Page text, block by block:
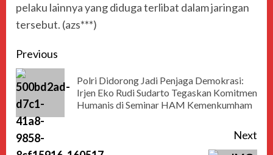
pelaku lainnya yang diduga terlibat dalam jaringan
tersebut. (azs***)
Previous
Polri Didorong Jadi Penjaga Demokrasi:
Irjen Eko Rudi Sudarto Tegaskan Komitmen
Humanis di Seminar HAM Kemenkumham
Next